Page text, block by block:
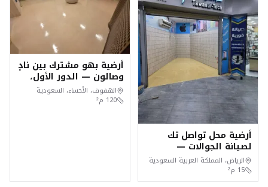
أرضية محل تواصل تك
لصيانة الجوالات —
البطحاء، الرياض
الرياض، المملكة العربية السعودية
15 م²
أرضية بهو مشترك بين نادٍ
وصالون — الدور الأول،
الهفوف
الهفوف، الأحساء، السعودية
120 م²